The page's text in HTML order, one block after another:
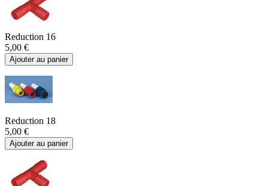
Reduction 16
5,00 €
Ajouter au panier
Reduction 18
5,00 €
Ajouter au panier